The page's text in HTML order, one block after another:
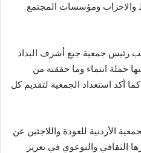
والاحزاب ومؤسسات المجتمع
رئيس جمعية جبع أشرف البداد
حملة انتماء وما حققته من
أكد استعداد الجمعية لتقديم كل
الأردنية للعودة واللاجئين عن
الثقافي والتوعوي في تعزيز